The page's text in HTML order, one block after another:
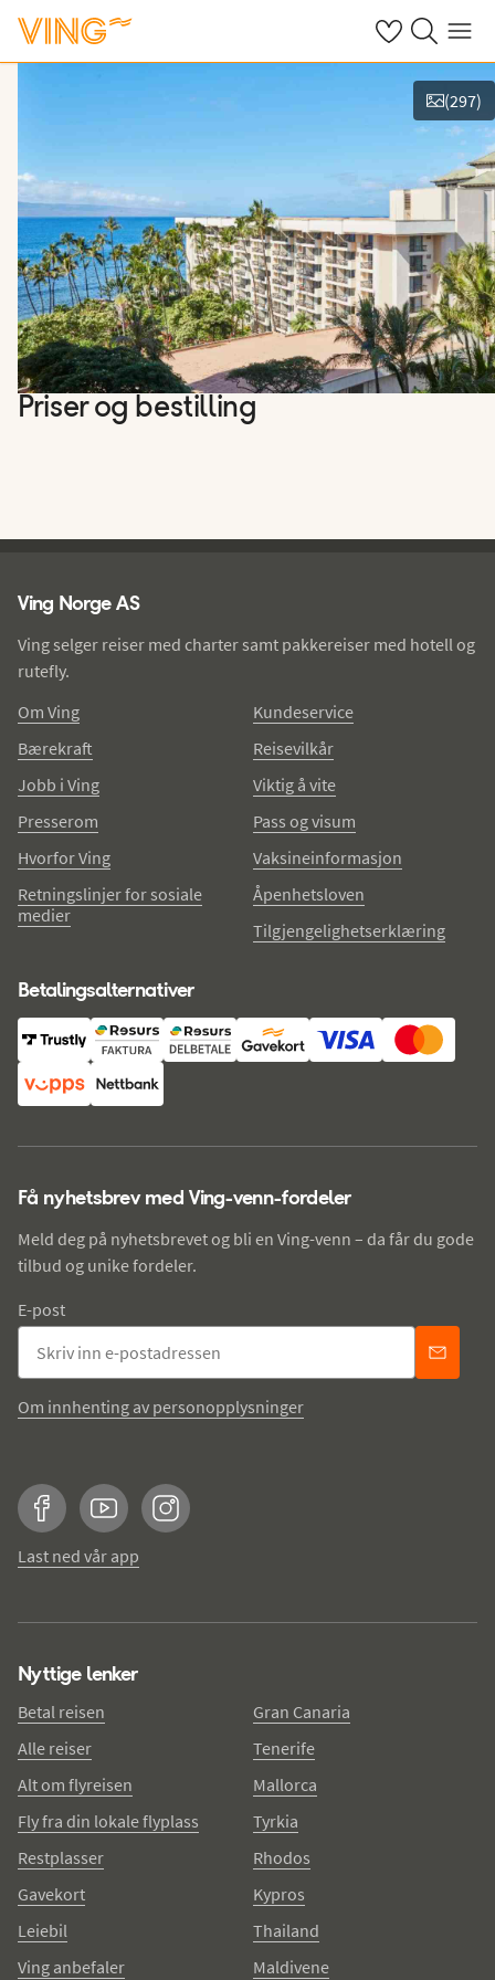
Se dine sparte
Søk påMeny
Vis bilder
(297)
Priser og bestilling
Ving Norge AS
Ving selger reiser med charter samt pakkereiser med hotell og
rutefly.
Om Ving
Bærekraft
Jobb i Ving
Presserom
Hvorfor Ving
Retningslinjer for sosiale
medier
Kundeservice
Reisevilkår
Viktig å vite
Pass og visum
Vaksineinformasjon
Åpenhetsloven
Tilgjengelighetserklæring
Betalingsalternativer
Få nyhetsbrev med Ving-venn-fordeler
Meld deg på nyhetsbrevet og bli en Ving-venn – da får du gode
tilbud og unike fordeler.
E-post
Om innhenting av personopplysninger
FacebookYouTubeInstagram
Last ned vår app
Nyttige lenker
Betal reisen
Alle reiser
Alt om flyreisen
Fly fra din lokale flyplass
Restplasser
Gavekort
Leiebil
Ving anbefaler
Gran Canaria
Tenerife
Mallorca
Tyrkia
Rhodos
Kypros
Thailand
Maldivene